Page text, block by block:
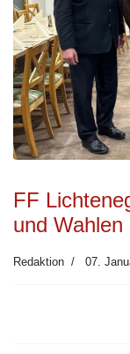
FF
und Wahlen
Redaktion 07.